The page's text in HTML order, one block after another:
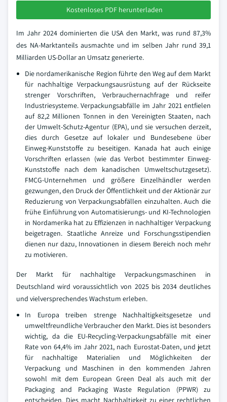
Kostenloses PDF herunterladen
Im Jahr 2024 dominierten die USA den Markt, was rund 87,3%
des NA-Marktanteils ausmachte und im selben Jahr rund 39,1
Milliarden US-Dollar an Umsatz generierte.
Die nordamerikanische Region führte den Weg auf dem Markt
für nachhaltige Verpackungsausrüstung auf der Rückseite
strenger Vorschriften, Verbrauchernachfrage und reifer
Industriesysteme. Verpackungsabfälle im Jahr 2021 entfielen
auf 82,2 Millionen Tonnen in den Vereinigten Staaten, nach
der Umwelt-Schutz-Agentur (EPA), und sie versuchen derzeit,
dies durch Gesetze auf lokaler und Bundesebene über
Einweg-Kunststoffe zu beseitigen. Kanada hat auch einige
Vorschriften erlassen (wie das Verbot bestimmter Einweg-
Kunststoffe nach dem kanadischen Umweltschutzgesetz).
FMCG-Unternehmen und größere Einzelhändler werden
gezwungen, den Druck der Öffentlichkeit und der Aktionär zur
Reduzierung von Verpackungsabfällen einzuhalten. Auch die
frühe Einführung von Automatisierungs- und KI-Technologien
in Nordamerika hat zu Effizienzen in nachhaltiger Verpackung
beigetragen. Staatliche Anreize und Forschungsstipendien
dienen nur dazu, Innovationen in diesem Bereich noch mehr
zu motivieren.
Der Markt für nachhaltige Verpackungsmaschinen in
Deutschland wird voraussichtlich von 2025 bis 2034 deutliches
und vielversprechendes Wachstum erleben.
In Europa treiben strenge Nachhaltigkeitsgesetze und
umweltfreundliche Verbraucher den Markt. Dies ist besonders
wichtig, da die EU-Recycling-Verpackungsabfälle mit einer
Rate von 64,4% im Jahr 2021, nach Eurostat-Daten, und jetzt
für nachhaltige Materialien und Möglichkeiten der
Verpackung und Maschinen in den kommenden Jahren
sowohl mit dem European Green Deal als auch mit der
Packaging and Packaging Waste Regulation (PPWR) zu
entscheiden. Dies macht Nachhaltigkeit zu einer rechtlichen